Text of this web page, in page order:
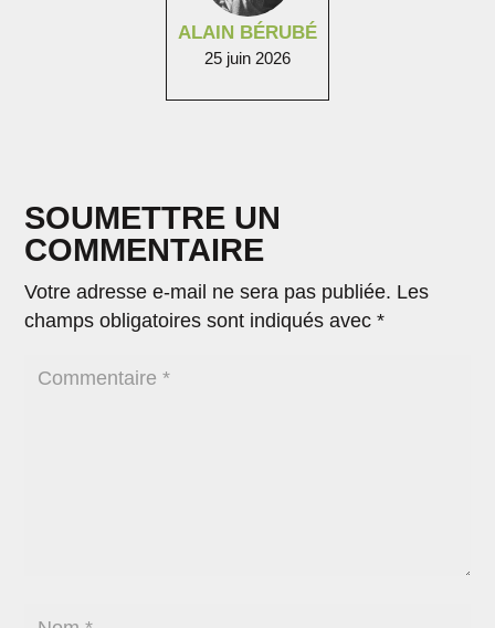
ALAIN BÉRUBÉ
25 juin 2026
SOUMETTRE UN
COMMENTAIRE
Votre adresse e-mail ne sera pas publiée. Les
champs obligatoires sont indiqués avec*